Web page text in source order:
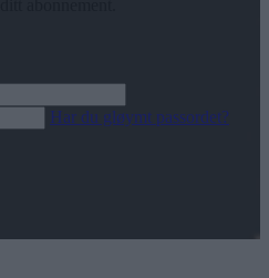
Har du gløymt passordet?